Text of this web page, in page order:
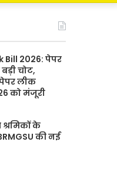
Bill 2026: पेपर
चोट,
लीक
को मंजूरी
के
की नई